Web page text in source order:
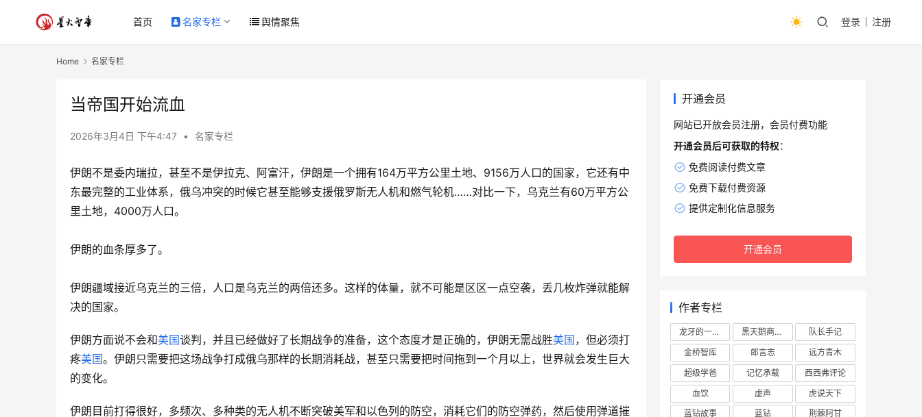
首页 名家专栏 舆情聚焦 登录 注册
Home 名家专栏
当帝国开始流血
2026年3月4日 下午4:47 • 名家专栏
伊朗不是委内瑞拉，甚至不是伊拉克、阿富汗，伊朗是一个拥有164万平方公里土地、9156万人口的国家，它还有中
东最完整的工业体系，俄乌冲突的时候它甚至能够支援俄罗斯无人机和燃气轮机……对比一下，乌克兰有60万平方公
里土地，4000万人口。
伊朗的血条厚多了。
伊朗疆域接近乌克兰的三倍，人口是乌克兰的两倍还多。这样的体量，就不可能是区区一点空袭，丢几枚炸弹就能解
决的国家。
伊朗方面说不会和美国谈判，并且已经做好了长期战争的准备，这个态度才是正确的，伊朗无需战胜美国 ，但必须打
疼美国。伊朗只需要把这场战争打成俄乌那样的长期消耗战，甚至只需要把时间拖到一个月以上，世界就会发生巨大
的变化。
伊朗目前打得很好，多频次、多种类的无人机不断突破美军和以色列的防空，消耗它们的防空弹药，然后使用弹道摧
开通会员
网站已开放会员注册，会员付费功能
开通会员后可获取的特权：
免费阅读付费文章
免费下载付费资源
提供定制化信息服务
开通会员
作者专栏
龙牙的一座山 黑天鹅商业情报站
队长手记
金桥智库
郎言志
远方青木
超级学爸
记忆承载
西西弗评论
血饮
虚声
虎说天下
蓝钻故事
蓝钻
荆棘阿甘